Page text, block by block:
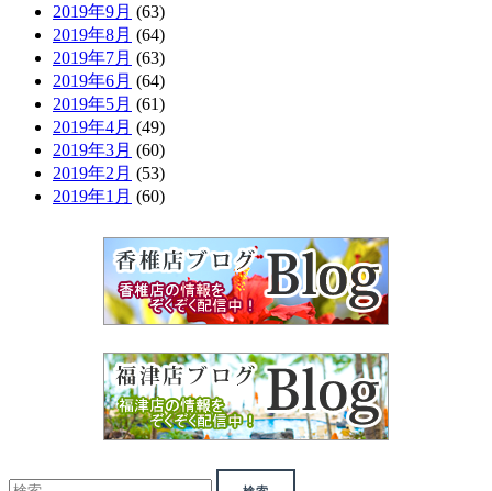
2019年9月 (63)
2019年8月 (64)
2019年7月 (63)
2019年6月 (64)
2019年5月 (61)
2019年4月 (49)
2019年3月 (60)
2019年2月 (53)
2019年1月 (60)
検